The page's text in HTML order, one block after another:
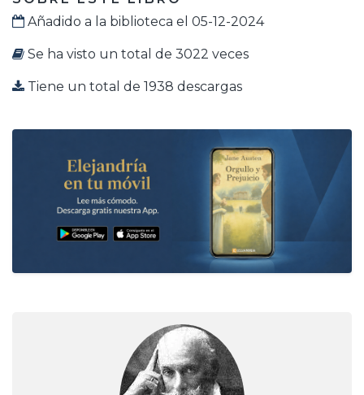
Añadido a la biblioteca el 05-12-2024
Se ha visto un total de 3022 veces
Tiene un total de 1938 descargas